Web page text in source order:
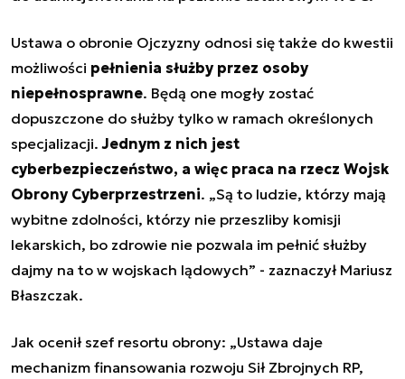
Ustawa o obronie Ojczyzny odnosi się także do kwestii
możliwości pełnienia służby przez osoby
niepełnosprawne. Będą one mogły zostać
dopuszczone do służby tylko w ramach określonych
specjalizacji.Jednym z nich jest
cyberbezpieczeństwo, a więc praca na rzecz Wojsk
Obrony Cyberprzestrzeni. „Są to ludzie, którzy mają
wybitne zdolności, którzy nie przeszliby komisji
lekarskich, bo zdrowie nie pozwala im pełnić służby
dajmy na to w wojskach lądowych” - zaznaczył Mariusz
Błaszczak.
Jak ocenił szef resortu obrony: „Ustawa daje
mechanizm finansowania rozwoju Sił Zbrojnych RP,